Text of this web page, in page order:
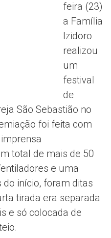
feira (23)
a Família
Izidoro
realizou
um
festival
de
São Sebastião no
foi feita com
total de mais de 50
e uma
início, foram ditas
tirada era separada
e só colocada de